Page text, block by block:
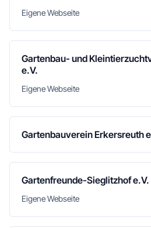
Eigene Webseite
Gartenbau- und
e.V.
Eigene Webseite
Gartenbauverein Erkersreuth
Gartenfreunde-Sieglitzhof e.V.
Eigene Webseite